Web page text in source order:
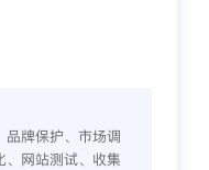
品牌保护、市场调
、网站测试、收集